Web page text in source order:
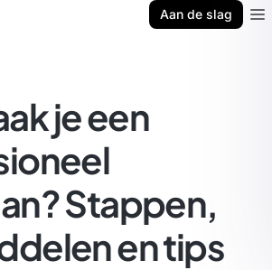
Aan de slag
je een
Stappen,
en tips